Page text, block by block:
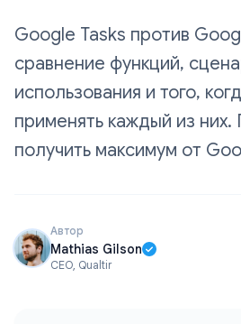
Google Tasks против
сравнение функций,
использования и того,
применять каждый из них.
получить максимум от
Автор
Mathias Gilson
CEO, Qualtir